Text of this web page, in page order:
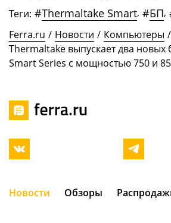
Теги: #Thermaltake Smart, #БП,
Ferra.ru / Новости / Компьютеры /
Thermaltake выпускает два новых
Smart Series c мощностью 750 и
Новости Обзоры